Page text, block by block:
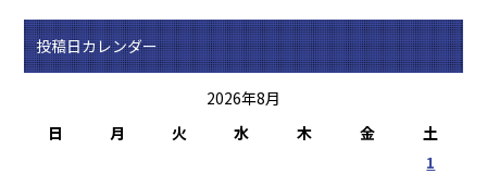
投稿日カレンダー
2026年8月
日
月 火 水 木 金 土
1